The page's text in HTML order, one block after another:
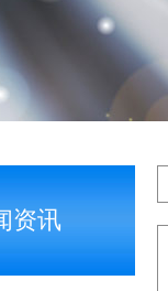
资讯